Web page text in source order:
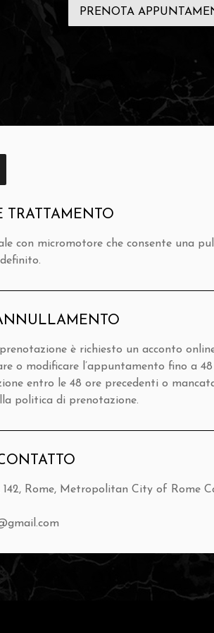
PRENOTA
TRATTAMENTO
con micromotore che consente una
è richiesto un acconto
o modificare l’appuntamento fino a
entro le 48 ore precedenti o
politica di prenotazione.
142, Rome, Metropolitan City of Rome